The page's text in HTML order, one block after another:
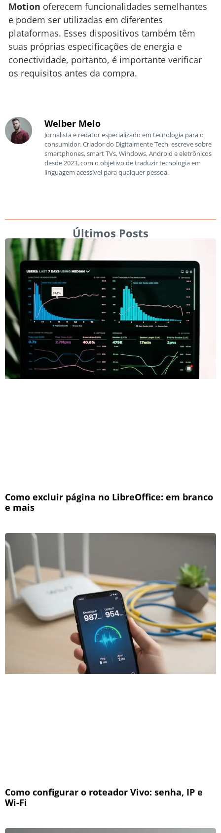
Motion oferecem funcionalidades semelhantes
e podem ser utilizadas em diferentes
plataformas. Esses dispositivos também têm
suas próprias especificações de energia e
conectividade, portanto, é importante verificar
os requisitos antes da compra.
Welber Melo
Jornalista e redator especializado em tecnologia para o
consumidor. Criador do Digitalmente Tech, escreve sobre
smartphones, smart TVs, Windows, Android e eletrônicos
desde 2023, com o objetivo de traduzir tecnologia em
linguagem acessível para qualquer pessoa.
Últimos Posts
Como excluir página no LibreOffice: em branco
e mais
Como configurar o roteador Vivo: senha, IP e
Wi-Fi